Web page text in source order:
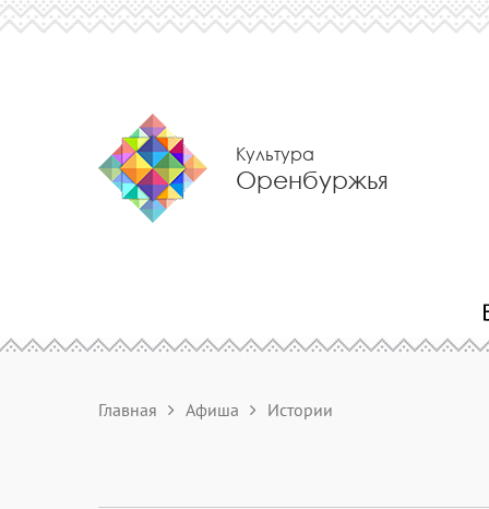
Культура
Оренбуржья
Главная Афиша Истории